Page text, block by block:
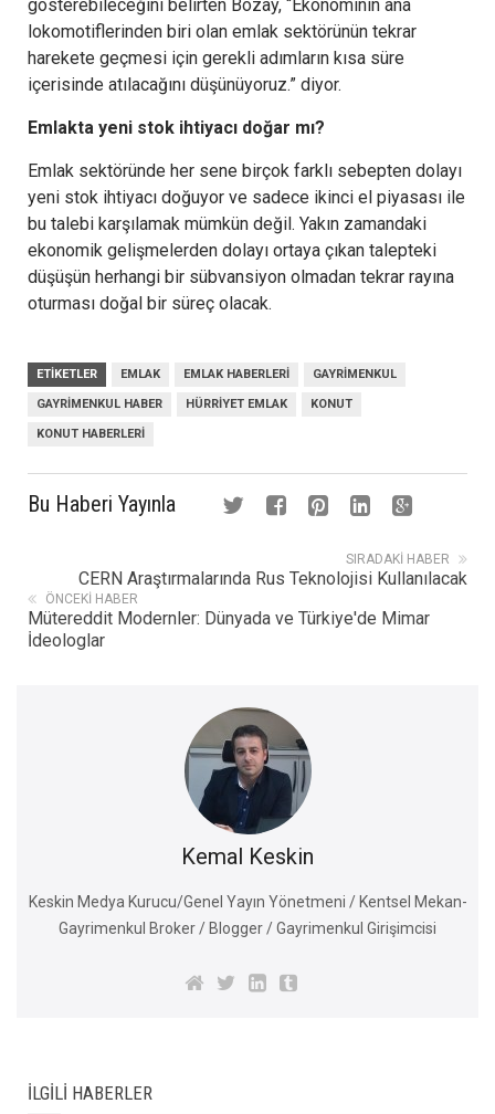
gösterebileceğini belirten Bozay, “Ekonominin ana
lokomotiflerinden biri olan emlak sektörünün tekrar
harekete geçmesi için gerekli adımların kısa süre
içerisinde atılacağını düşünüyoruz.” diyor.
Emlakta yeni stok ihtiyacı doğar mı?
Emlak sektöründe her sene birçok farklı sebepten dolayı
yeni stok ihtiyacı doğuyor ve sadece ikinci el piyasası ile
bu talebi karşılamak mümkün değil. Yakın zamandaki
ekonomik gelişmelerden dolayı ortaya çıkan talepteki
düşüşün herhangi bir sübvansiyon olmadan tekrar rayına
oturması doğal bir süreç olacak.
ETIKETLER EMLAK EMLAK HABERLERI GAYRIMENKUL
GAYRIMENKUL HABER HÜRRIYET EMLAK KONUT
KONUT HABERLERI
Bu Haberi Yayınla
SIRADAKI HABER
CERN Araştırmalarında Rus Teknolojisi Kullanılacak
ÖNCEKI HABER
Mütereddit Modernler: Dünyada ve Türkiye'de Mimar
İdeologlar
Kemal Keskin
Keskin Medya Kurucu/Genel Yayın Yönetmeni / Kentsel Mekan-
Gayrimenkul Broker / Blogger / Gayrimenkul Girişimcisi
İLGILI HABERLER